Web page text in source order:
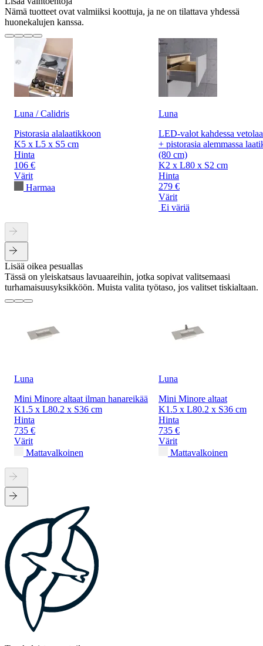
Nämä tuotteet ovat valmiiksi koottuja, ja ne on tilattava yhdessä
huonekalujen kanssa.
Luna / Calidris
Pistorasia alalaatikkoon
K5 x L5 x S5 cm
Hinta
106 €
Värit
Harmaa
Luna
LED-valot kahdessa
+ pistorasia alemmassa
(80 cm)
K2 x L80 x S2 cm
Hinta
279 €
Värit
Ei väriä
Lisää oikea pesuallas
Tässä on yleiskatsaus lavuaareihin, jotka sopivat valitsemaasi
turhamaisuusyksikköön. Muista valita työtaso, jos valitset tiskialtaan.
Luna
Mini Minore altaat ilman hanareikää
K1.5 x L80.2 x S36 cm
Hinta
735 €
Värit
Mattavalkoinen
Luna
Mini Minore altaat
K1.5 x L80.2 x S36 cm
Hinta
735 €
Värit
Mattavalkoinen